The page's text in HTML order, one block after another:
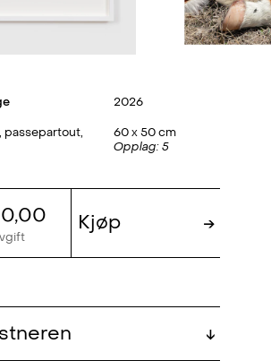
2026
passepartout,
60 x 50 cm
Opplag: 5
Kjøp →
↓